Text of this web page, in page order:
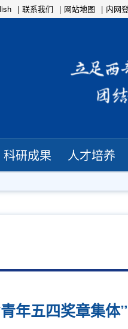
内网
网站地图
联系我们
科研成果 人才培养
年五四奖章集体